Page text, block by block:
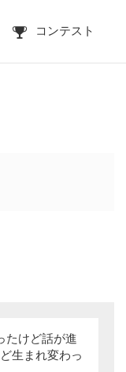
コンテスト
たけど話が進
生まれ変わっ